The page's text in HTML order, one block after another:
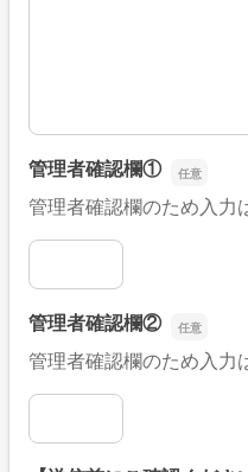
管理者確認欄①
管理者確認欄のため入力
管理者確認欄①
管理者確認欄②
管理者確認欄のため入力
管理者確認欄②